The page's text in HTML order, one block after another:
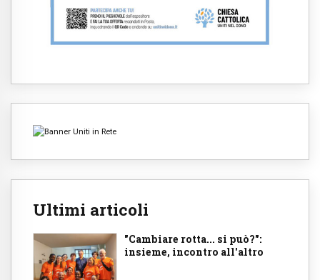
Ultimi articoli
"Cambiare rotta... si può?":
insieme, incontro all'altro